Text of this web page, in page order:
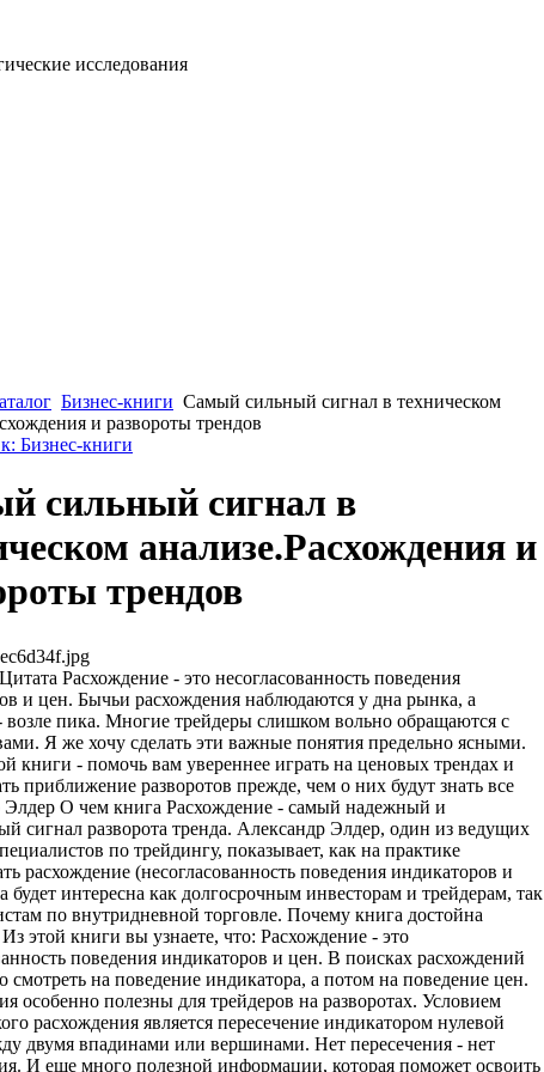
исследования
Бизнес-книги Самый сильный сигнал в техническом
и развороты трендов
Бизнес-книги
сильный сигнал в
анализе.Расхождения и
трендов
Цитата Расхождение - это несогласованность поведения
и цен. Бычьи расхождения наблюдаются у дна рынка, а
возле пика. Многие трейдеры слишком вольно обращаются с
Я же хочу сделать эти важные понятия предельно ясными.
книги - помочь вам увереннее играть на ценовых трендах и
приближение разворотов прежде, чем о них будут знать все
Элдер О чем книга Расхождение - самый надежный и
сигнал разворота тренда. Александр Элдер, один из ведущих
по трейдингу, показывает, как на практике
расхождение (несогласованность поведения индикаторов и
будет интересна как долгосрочным инвесторам и трейдерам, так
по внутридневной торговле. Почему книга достойна
этой книги вы узнаете, что: Расхождение - это
поведения индикаторов и цен. В поисках расхождений
смотреть на поведение индикатора, а потом на поведение цен.
особенно полезны для трейдеров на разворотах. Условием
расхождения является пересечение индикатором нулевой
двумя впадинами или вершинами. Нет пересечения - нет
И еще много полезной информации, которая поможет освоить